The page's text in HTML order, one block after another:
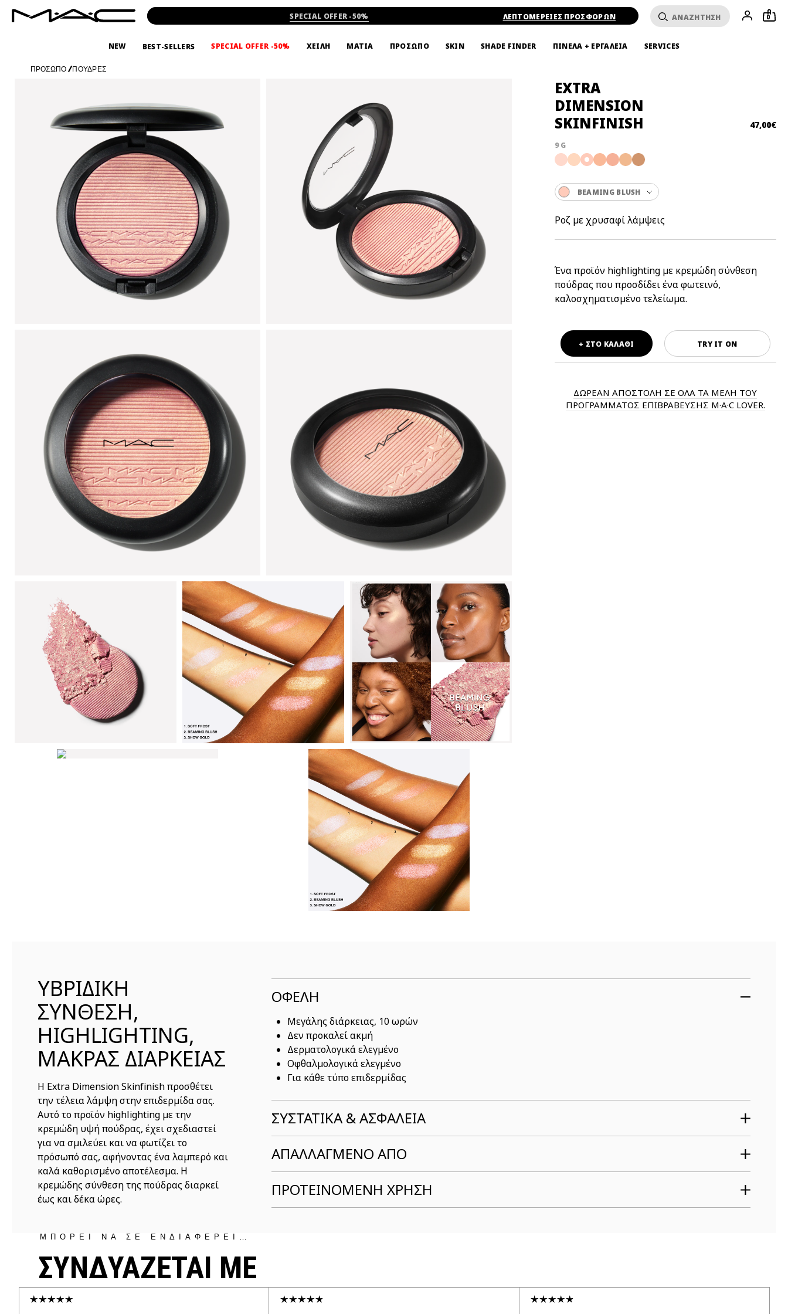
SPECIAL OFFER -50% ΛΕΠΤΟΜΕΡΕΙΕΣ ΠΡΟΣΦΟΡΩΝ 0
NEW BEST-SELLERS SPECIAL OFFER -50% ΧΕΙΛΗ ΜΑΤΙΑ ΠΡΟΣΩΠΟ SKIN SHADE FINDER ΠΙΝΕΛΑ + ΕΡΓΑΛΕΙΑ SERVICES
ΠΡΟΣΩΠΟ /ΠΟΥΔΡΕΣ
EXTRA
DIMENSION
SKINFINISH
47,00€
9 G
Ένα προϊόν highlighting με κρεμώδη σύνθεση
πούδρας που προσδίδει ένα φωτεινό,
καλοσχηματισμένο τελείωμα.
BEAMING BLUSH
Ροζ με χρυσαφί λάμψεις
TRY IT ON
+ ΣΤΟ ΚΑΛΑΘΙ
ΔΩΡΕΑΝ ΑΠΟΣΤΟΛΗ ΣΕ ΟΛΑ ΤΑ ΜΕΛΗ ΤΟΥ
ΠΡΟΓΡΑΜΜΑΤΟΣ ΕΠΙΒΡΑΒΕΥΣΗΣ M·A·C LOVER.
ΥΒΡΙΔΙΚΗ
ΣΥΝΘΕΣΗ,
HIGHLIGHTING,
ΜΑΚΡΑΣ ΔΙΑΡΚΕΙΑΣ
Η Extra Dimension Skinfinish προσθέτει
την τέλεια λάμψη στην επιδερμίδα σας.
Αυτό το προϊόν highlighting με την
κρεμώδη υψή πούδρας, έχει σχεδιαστεί
για να σμιλεύει και να φωτίζει το
πρόσωπό σας, αφήνοντας ένα λαμπερό και
καλά καθορισμένο αποτέλεσμα. Η
κρεμώδης σύνθεση της πούδρας διαρκεί
έως και δέκα ώρες.
ΟΦΕΛΗ
Μεγάλης διάρκειας, 10 ωρών
Δεν προκαλεί ακμή
Δερματολογικά ελεγμένο
Οφθαλμολογικά ελεγμένο
Για κάθε τύπο επιδερμίδας
ΣΥΣΤΑΤΙΚΆ & ΑΣΦΆΛΕΙΑ
ΑΠΑΛΛΑΓΜΕΝΟ ΑΠΟ
ΠΡΟΤΕΙΝΟΜΕΝΗ ΧΡΗΣΗ
ΜΠΟΡΕΙ ΝΑ ΣΕ ΕΝΔΙΑΦΕΡΕΙ…
ΣΥΝΔΥΑΖΕΤΑΙ ΜΕ